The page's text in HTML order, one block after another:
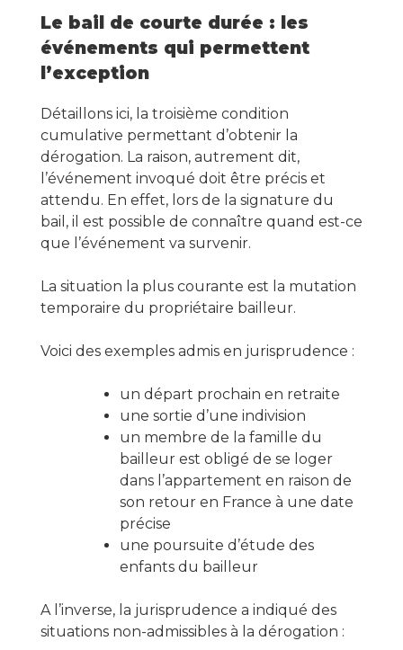
Le bail de courte durée : les
événements qui permettent
l’exception
Détaillons ici, la troisième condition
cumulative permettant d’obtenir la
dérogation. La raison, autrement dit,
l’événement invoqué doit être précis et
attendu. En effet, lors de la signature du
bail, il est possible de connaître quand est-ce
que l’événement va survenir.
La situation la plus courante est la mutation
temporaire du propriétaire bailleur.
Voici des exemples admis en jurisprudence :
un départ prochain en retraite
une sortie d’une indivision
un membre de la famille du
bailleur est obligé de se loger
dans l’appartement en raison de
son retour en France à une date
précise
une poursuite d’étude des
enfants du bailleur
A l’inverse, la jurisprudence a indiqué des
situations non-admissibles à la dérogation :